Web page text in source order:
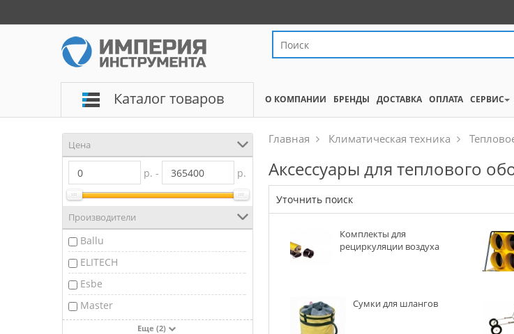
Каталог товаров О КОМПАНИИ БРЕНДЫ ДОСТАВКА ОПЛАТА СЕРВИС
Цена
р. - р.
Производители
Ballu
ELITECH
Esbe
Master
Еще (2)
Главная Климатическая техника
Аксессуары для теплового
Уточнить поиск
Комплекты для
рециркуляции воздуха
Сумки для шлангов